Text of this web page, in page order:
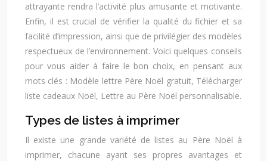
attrayante rendra l’activité plus amusante et motivante.
Enfin, il est crucial de vérifier la qualité du fichier et sa
facilité d’impression, ainsi que de privilégier des modèles
respectueux de l’environnement. Voici quelques conseils
pour vous aider à faire le bon choix, en pensant aux
mots clés : Modèle lettre Père Noël gratuit, Télécharger
liste cadeaux Noël, Lettre au Père Noël personnalisable.
Types de listes à imprimer
Il existe une grande variété de listes au Père Noël à
imprimer, chacune ayant ses propres avantages et